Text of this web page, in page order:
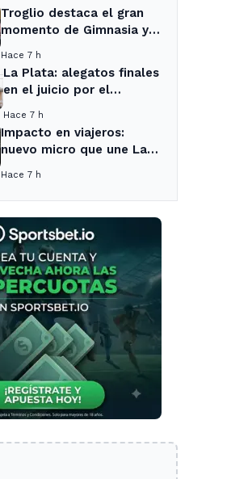
Troglio destaca el gran
momento de Gimnasia y
entrenador
Hace 7 h
La Plata: alegatos finales
en el juicio por el
Hace 7 h
Impacto en viajeros:
nuevo micro que une La
tramo específico
Hace 7 h